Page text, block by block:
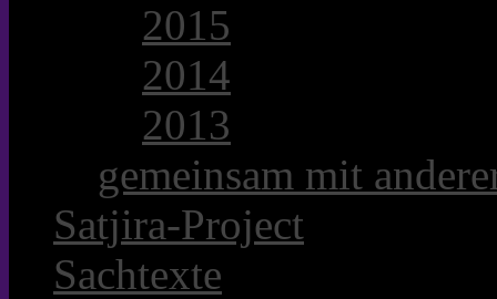
2015
2014
2013
gemeinsam mit
Satjira-Project
Sachtexte